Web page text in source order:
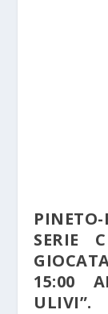
SERIE
15:00
ULIVI”.